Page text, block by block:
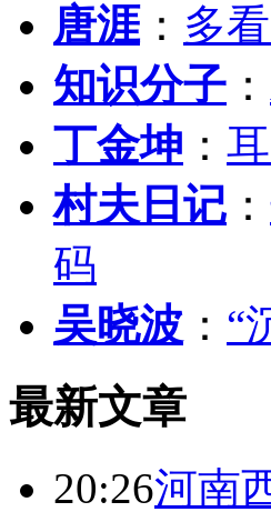
唐涯： 多
知识分子 ：
丁金坤 ：
村夫日记 ：
码
吴晓波 ： “
最新文章
20:26河南